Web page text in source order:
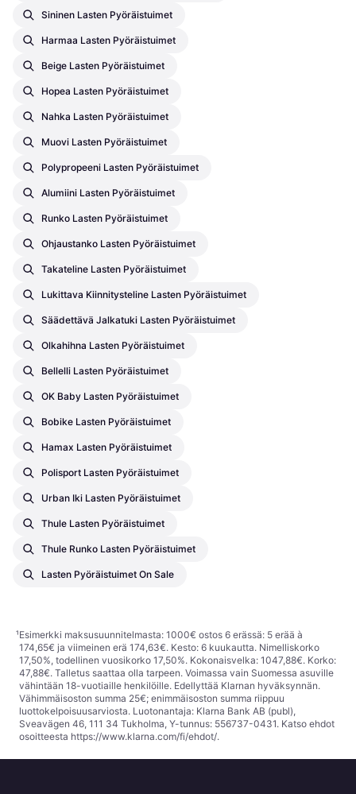
Sininen Lasten Pyöräistuimet
Harmaa Lasten Pyöräistuimet
Beige Lasten Pyöräistuimet
Hopea Lasten Pyöräistuimet
Nahka Lasten Pyöräistuimet
Muovi Lasten Pyöräistuimet
Polypropeeni Lasten Pyöräistuimet
Alumiini Lasten Pyöräistuimet
Runko Lasten Pyöräistuimet
Ohjaustanko Lasten Pyöräistuimet
Takateline Lasten Pyöräistuimet
Lukittava Kiinnitysteline Lasten Pyöräistuimet
Säädettävä Jalkatuki Lasten Pyöräistuimet
Olkahihna Lasten Pyöräistuimet
Bellelli Lasten Pyöräistuimet
OK Baby Lasten Pyöräistuimet
Bobike Lasten Pyöräistuimet
Hamax Lasten Pyöräistuimet
Polisport Lasten Pyöräistuimet
Urban Iki Lasten Pyöräistuimet
Thule Lasten Pyöräistuimet
Thule Runko Lasten Pyöräistuimet
Lasten Pyöräistuimet On Sale
¹Esimerkki maksusuunnitelmasta: 1000€ ostos 6 erässä: 5 erää à
174,65€ ja viimeinen erä 174,63€. Kesto: 6 kuukautta. Nimelliskorko
17,50%, todellinen vuosikorko 17,50%. Kokonaisvelka: 1047,88€. Korko:
47,88€. Talletus saattaa olla tarpeen. Voimassa vain Suomessa asuville
vähintään 18-vuotiaille henkilöille. Edellyttää Klarnan hyväksynnän.
Vähimmäisoston summa 25€; enimmäisoston summa riippuu
luottokelpoisuusarviosta. Luotonantaja: Klarna Bank AB (publ),
Sveavägen 46, 111 34 Tukholma, Y-tunnus: 556737-0431. Katso ehdot
osoitteesta https://www.klarna.com/fi/ehdot/.